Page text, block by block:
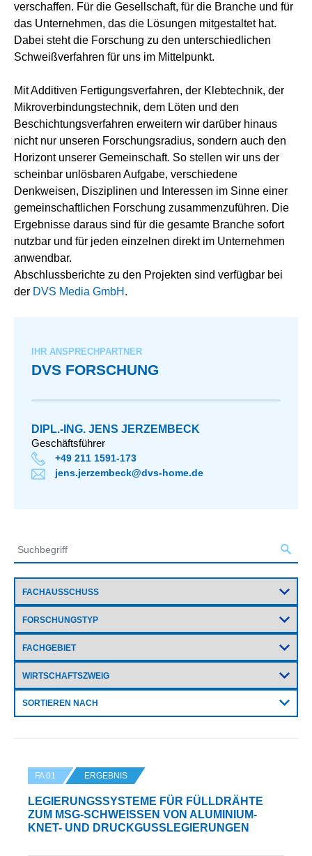
verschaffen. Für die Gesellschaft, für die Branche und für
das Unternehmen, das die Lösungen mitgestaltet hat.
Dabei steht die Forschung zu den unterschiedlichen
Schweißverfahren für uns im Mittelpunkt.
Mit Additiven Fertigungsverfahren, der Klebtechnik, der
Mikroverbindungstechnik, dem Löten und den
Beschichtungsverfahren erweitern wir darüber hinaus
nicht nur unseren Forschungsradius, sondern auch den
Horizont unserer Gemeinschaft. So stellen wir uns der
scheinbar unlösbaren Aufgabe, verschiedene
Denkweisen, Disziplinen und Interessen im Sinne einer
gemeinschaftlichen Forschung zusammenzuführen. Die
Ergebnisse daraus sind für die gesamte Branche sofort
nutzbar und für jeden einzelnen direkt im Unternehmen
anwendbar.
Abschlussberichte zu den Projekten sind verfügbar bei
der DVS Media GmbH .
IHR ANSPRECHPARTNER
DVS FORSCHUNG
DIPL.-ING. JENS JERZEMBECK
Geschäftsführer
+49 211 1591-173
jens.jerzembeck@dvs-home.de
SORTIEREN NACH
FA 01 ERGEBNIS
LEGIERUNGSSYSTEME FÜR FÜLLDRÄHTE
ZUM MSG-SCHWEISSEN VON ALUMINIUM-K
NET- UND DRUCKGUSSLEGIERUNGEN